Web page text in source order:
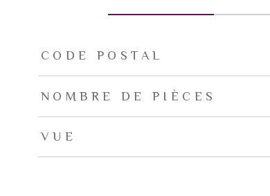
TRAD_ZEPHYR_Caracteristique
CODE POSTAL
NOMBRE DE PIÈCES
VUE